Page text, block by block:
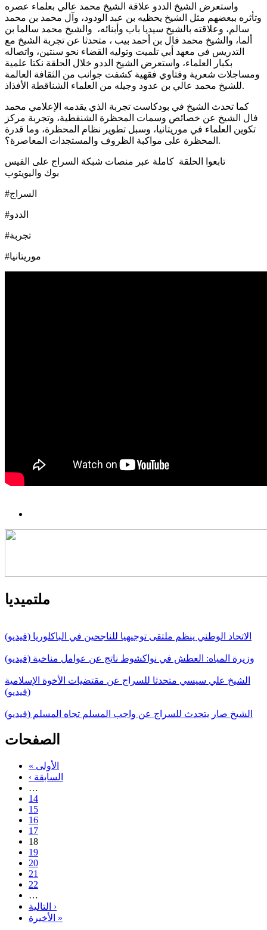
واستعرض الشيخ الددو علاقة الشيخ محمد عالي بعلماء عصره
وتأثره ببعضهم مثل الشيخ يحظيه بن عبد الودود، وآل محمد بن محمد
سالم، وعلاقته بالشيخ سيديا باب وأبنائه، والشيخ محمد سالما بن
ألما، والشيخ محمد فال بن أحمد بيب ، متحدثا عن تجربة الشيخ مع
التدريس في معهد أبي تلميت وتوليه القضاء نحو سنتين، واتصاله
بكبار العلماء، واستعرض الشيخ الددو خلال الحلقة نكتا علمية
ومساجلات شعرية وفتاوي فقهية كشفت جوانب من الثقافة العالمة
للشيخ محمد عالي بن عدود وجيله من العلماء الشناقطة الأفذاذ.
كما تحدث الشيخ في بودكاست تجربة الذي يقدمه الإعلامي محمد
فال الشيخ عن خصائص وسمات المحظرة الشنقطية، وتجربة مركز
تكوين العلماء في موريتانيا، وسبل تطوير نظام المحظرة، وما قدرة
المحظرة على مواكبة الظروف والمستجدات المعاصرة؟.
تابعوا الحلقة كاملة عبر منصات شبكة السراج على الفيس
بوك واليويتوب
#السراج
#الددو
#تجربة
#موريتانيا
ملتميديا
الاتحاد الوطني ينظم ملتقى توجيهيا للناجحين في الباكلوريا (فيديو)
وزيرة المياه: العطش في نواكشوط ناتج عن عوامل مناخية (فيديو)
الشيخ علي سيسي متحدثا للسراج عن مقتضيات الأخوة الإسلامية
(فيديو)
الشيخ صار يتحدث للسراج عن واجب المسلم تجاه المسلم (فيديو)
الصفحات
« الأولى
‹ السابقة
…
14
15
16
17
18
19
20
21
22
…
التالية ›
الأخيرة »